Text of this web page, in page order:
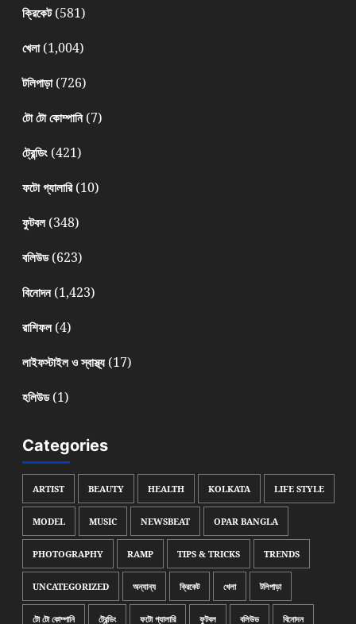
ক্রিকেট(581)
খেলা(1,004)
টলিপাড়া(726)
টো টো কোম্পানি(7)
ট্রেন্ডিং(421)
ফটো গ্যালারি(10)
ফুটবল(348)
বলিউড(623)
বিনোদন(1,423)
রাশিফল(4)
লাইফস্টাইল ও স্বাস্থ্য(17)
হলিউড(1)
Categories
ARTIST BEAUTY HEALTH KOLKATA LIFE STYLE
MODEL MUSIC NEWSBEAT OPAR BANGLA
PHOTOGRAPHY RAMP TIPS & TRICKS TRENDS
UNCATEGORIZED অন্যান্য ক্রিকেট খেলা টলিপাড়া
টো টো কোম্পানি ট্রেন্ডিং ফটো গ্যালারি ফুটবল বলিউড বিনোদন